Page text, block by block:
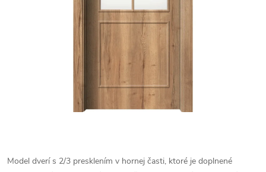
Model dverí s 2/3 presklením v hornej časti, ktoré je doplnené